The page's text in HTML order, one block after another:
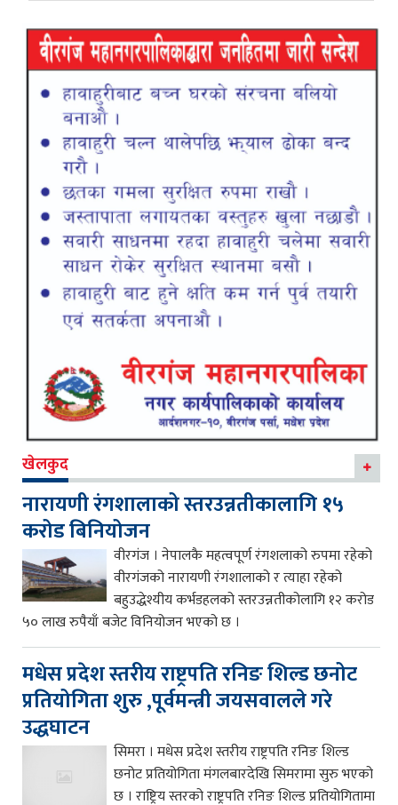
खेलकुद
नारायणी रंगशालाको स्तरउन्नतीकालागि १५
करोड बिनियोजन
वीरगंज । नेपालकै महत्वपूर्ण रंगशलाको रुपमा रहेको
वीरगंजको नारायणी रंगशालाको र त्याहा रहेको
बहुउद्धेश्यीय कर्भडहलको स्तरउन्नतीकोलागि १२ करोड
५० लाख रुपैयाँ बजेट विनियोजन भएको छ ।
मधेस प्रदेश स्तरीय राष्ट्रपति रनिङ शिल्ड छनोट
प्रतियोगिता शुरु ,पूर्वमन्त्री जयसवालले गरे
उद्धघाटन
सिमरा । मधेस प्रदेश स्तरीय राष्ट्रपति रनिङ शिल्ड
छनोट प्रतियोगिता मंगलबारदेखि सिमरामा सुरु भएको
छ । राष्ट्रिय स्तरको राष्ट्रपति रनिङ शिल्ड प्रतियोगितामा